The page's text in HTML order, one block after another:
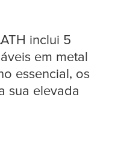
inclui 5
em metal
essencial, os
sua elevada